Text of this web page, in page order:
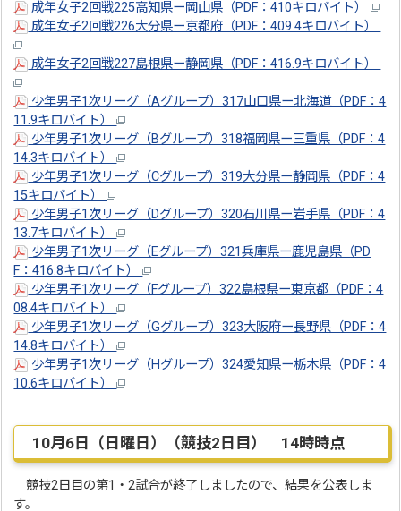
成年女子2回戦225高知県ー岡山県（PDF：410キロバイト）
成年女子2回戦226大分県ー京都府（PDF：409.4キロバイト）
成年女子2回戦227島根県ー静岡県（PDF：416.9キロバイト）
少年男子1次リーグ（Aグループ）317山口県ー北海道（PDF：4
11.9キロバイト）
少年男子1次リーグ（Bグループ）318福岡県ー三重県（PDF：4
14.3キロバイト）
少年男子1次リーグ（Cグループ）319大分県ー静岡県（PDF：4
15キロバイト）
少年男子1次リーグ（Dグループ）320石川県ー岩手県（PDF：4
13.7キロバイト）
少年男子1次リーグ（Eグループ）321兵庫県ー鹿児島県（PD
F：416.8キロバイト）
少年男子1次リーグ（Fグループ）322島根県ー東京都（PDF：4
08.4キロバイト）
少年男子1次リーグ（Gグループ）323大阪府ー長野県（PDF：4
14.8キロバイト）
少年男子1次リーグ（Hグループ）324愛知県ー栃木県（PDF：4
10.6キロバイト）
10月6日（日曜日）（競技2日目） 14時時点
競技2日目の第1・2試合が終了しましたので、結果を公表しま
す。